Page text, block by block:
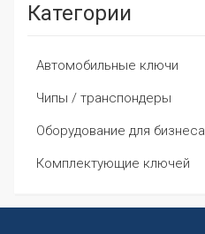
Категории
Автомобильные ключи
Чипы / транспондеры
Оборудование для бизнеса
Комплектующие ключей